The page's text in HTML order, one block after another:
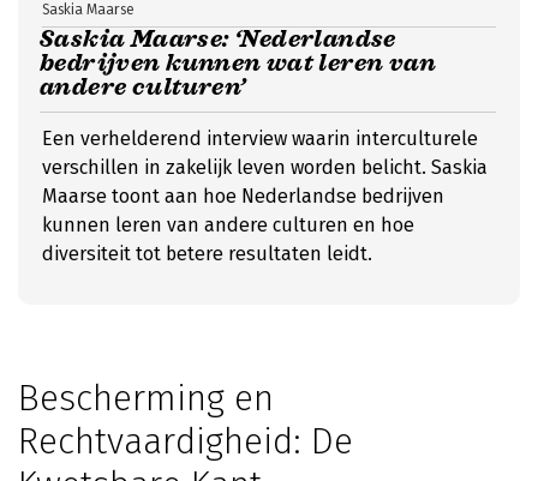
Saskia Maarse: ‘Nederlandse
bedrijven kunnen wat leren van
andere culturen’
Saskia Maarse
Een verhelderend interview waarin interculturele
verschillen in zakelijk leven worden belicht. Saskia
Maarse toont aan hoe Nederlandse bedrijven
kunnen leren van andere culturen en hoe
diversiteit tot betere resultaten leidt.
Bescherming en
Rechtvaardigheid: De